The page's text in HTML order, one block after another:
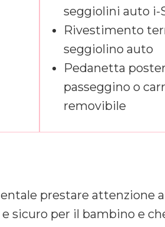
seggiolini auto i-
Rivestimento
seggiolino auto
Pedanetta
passeggino o
removibile
prestare attenzione
sicuro per il bambino e